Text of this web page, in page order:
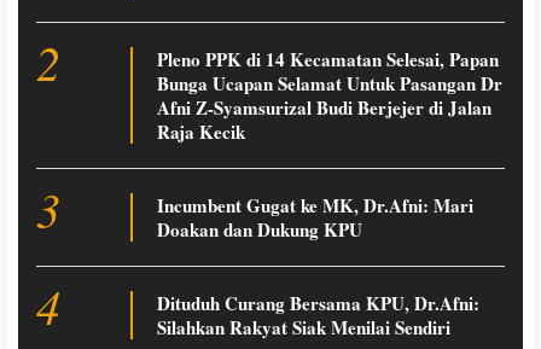
2
Pleno PPK di 14 Kecamatan Selesai, Papan
Bunga Ucapan Selamat Untuk Pasangan Dr
Afni Z-Syamsurizal Budi Berjejer di Jalan
Raja Kecik
3
Incumbent Gugat ke MK, Dr.Afni: Mari
Doakan dan Dukung KPU
4
Dituduh Curang Bersama KPU, Dr.Afni:
Silahkan Rakyat Siak Menilai Sendiri